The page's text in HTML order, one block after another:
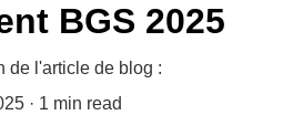
BGS 2025
de l'article de blog :
1 min read